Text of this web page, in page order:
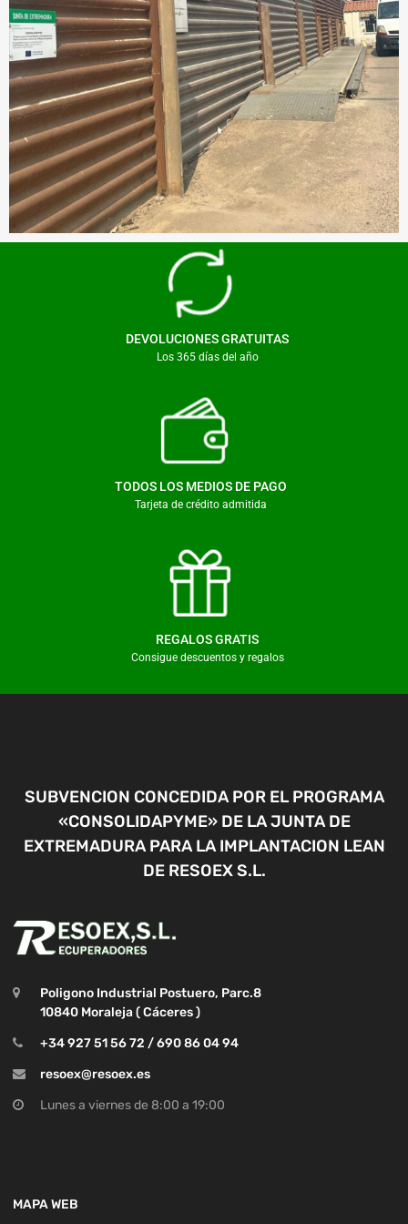
DEVOLUCIONES GRATUITAS
Los 365 días del año
TODOS LOS MEDIOS DE PAGO
Tarjeta de crédito admitida
REGALOS GRATIS
Consigue descuentos y regalos
SUBVENCION CONCEDIDA POR EL PROGRAMA
«CONSOLIDAPYME» DE LA JUNTA DE
EXTREMADURA PARA LA IMPLANTACION LEAN
DE RESOEX S.L.
Poligono Industrial Postuero, Parc.8
10840 Moraleja ( Cáceres )
+34 927 51 56 72 / 690 86 04 94
resoex@resoex.es
Lunes a viernes de 8:00 a 19:00
MAPA WEB